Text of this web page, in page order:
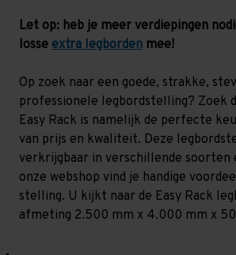
Let op: heb je meer verdiepingen
losse extra legborden mee!
Op zoek naar een goede, strakke,
professionele legbordstelling? Zoek
Easy Rack is namelijk de perfecte
van prijs en kwaliteit. Deze
verkrijgbaar in verschillende soorten
onze webshop vind je handige
stelling. U kijkt naar de Easy Rack
afmeting 2.500 mm x 4.000 mm x